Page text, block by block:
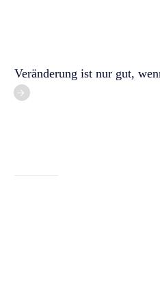
Veränderung ist nur gut,